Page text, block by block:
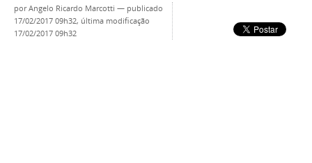
porAngelo Ricardo Marcotti — publicado
17/02/2017 09h32, última modificação
17/02/2017 09h32